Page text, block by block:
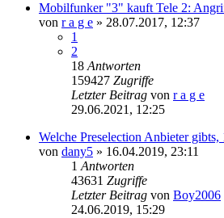
Mobilfunker "3" kauft Tele 2:
von r a g e » 28.07.2017, 12:37
1
2
18 Antworten
159427 Zugriffe
Letzter Beitrag von r a g e
29.06.2021, 12:25
Welche Preselection Anbieter gibts,
von dany5 » 16.04.2019, 23:11
1 Antworten
43631 Zugriffe
Letzter Beitrag von Boy2006
24.06.2019, 15:29